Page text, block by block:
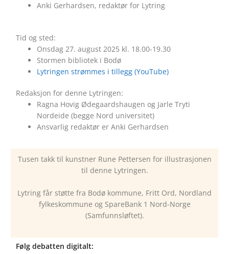
Anki Gerhardsen, redaktør for Lytring
Tid og sted:
Onsdag 27. august 2025 kl. 18.00-19.30
Stormen bibliotek i Bodø
Lytringen strømmes i tillegg (YouTube)
Redaksjon for denne Lytringen:
Ragna Hovig Ødegaardshaugen og Jarle Tryti
Nordeide (begge Nord universitet)
Ansvarlig redaktør er Anki Gerhardsen
Tusen takk til kunstner Rune Pettersen for illustrasjonen
til denne Lytringen.
Lytring får støtte fra Bodø kommune, Fritt Ord, Nordland
fylkeskommune og SpareBank 1 Nord-Norge
(Samfunnsløftet).
Følg debatten digitalt: